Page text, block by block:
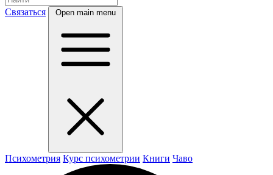
Связаться Open main menu
Психометрия Курс психометрии Книги Чаво